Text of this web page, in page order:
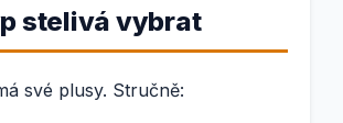
stelivá vybrat
své plusy. Stručně: